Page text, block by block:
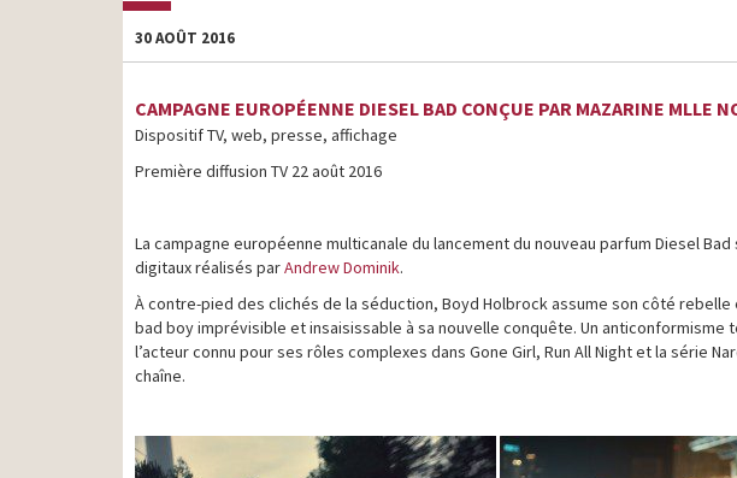
30 AOÛT 2016
CAMPAGNE EUROPÉENNE DIESEL BAD CONÇUE PAR MAZARINE MLLE
Dispositif TV, web, presse, affichage
Première diffusion TV 22 août 2016
La campagne européenne multicanale du lancement du nouveau parfum Diesel
digitaux réalisés parAndrew Dominik.
À contre-pied des clichés de la séduction, Boyd Holbrock assume son côté
bad boy imprévisible et insaisissable à sa nouvelle conquête. Un
l’acteur connu pour ses rôles complexes dans Gone Girl, Run All Night et la série
chaîne.